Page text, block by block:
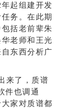
起组建开发
务。在此期
括老前辈朱
老师和王光
东西分析广
来了，质谱
件也调通
家对质谱都